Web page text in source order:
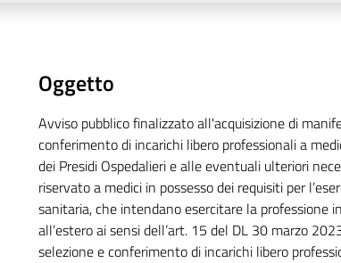
Oggetto
Avviso pubblico finalizzato all'acquisizione di
conferimento di incarichi libero professionali a
dei Presidi Ospedalieri e alle eventuali ulteriori
riservato a medici in possesso dei requisiti per
sanitaria, che intendano esercitare la professione
all’estero ai sensi dell’art. 15 del DL 30 marzo
selezione e conferimento di incarichi libero